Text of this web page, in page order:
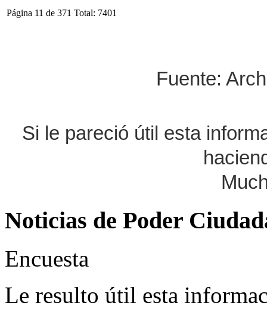
Página 11 de 371 Total: 7401
Fuente:
Si le pareció útil esta
Noticias de Poder
Encuesta
Le resulto útil esta